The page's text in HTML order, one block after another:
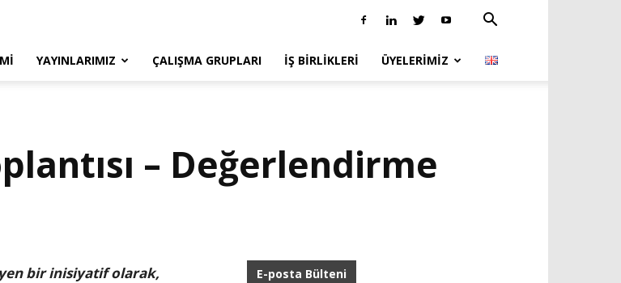
YAYINLARIMIZ ÇALIŞMA GRUPLARI İŞ BIRLIKLERI ÜYELERIMIZ
– Değerlendirme
bir inisiyatif olarak,
E-posta Bülteni